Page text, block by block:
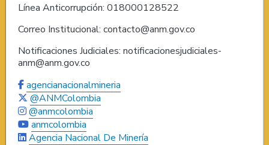
Línea Anticorrupción: 018000128522
Correo Institucional: contacto@anm.gov.co
Notificaciones Judiciales: notificacionesjudiciales-
anm@anm.gov.co
agencianacionalmineria
@ANMColombia
@anmcolombia
anmcolombia
Agencia Nacional De Minería